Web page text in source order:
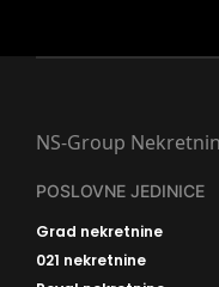
NS-Group
POSLOVNE JEDINICE
Grad nekretnine
021 nekretnine